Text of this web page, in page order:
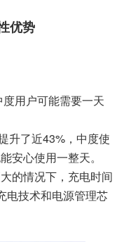
优势
用户可能需要一天
升了近43%，中度使
安心使用一整天。
的情况下，充电时间
电技术和电源管理芯